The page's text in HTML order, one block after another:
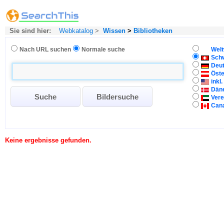
Sie sind hier: Webkatalog > Wissen > Bibliotheken
Nach URL suchen Normale suche
inkl.
Keine ergebnisse gefunden.